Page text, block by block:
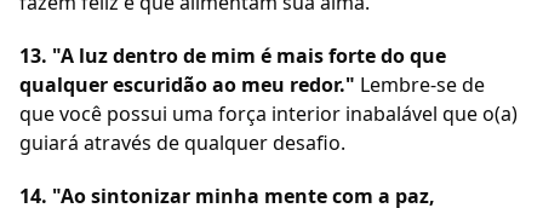
13. "A luz dentro de mim é mais forte do que
qualquer escuridão ao meu redor." Lembre-se de
que você possui uma força interior inabalável que o(a)
guiará através de qualquer desafio.
14. "Ao sintonizar minha mente com a paz,